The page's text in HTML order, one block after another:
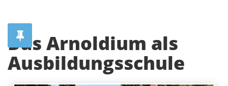
Das Arnoldium als
Ausbildungsschule